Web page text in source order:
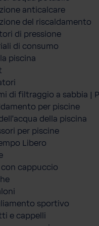
anticalcare
del riscaldamento
di pressione
di consumo
piscina
di filtraggio a sabbia |
per piscine
della piscina
per piscine
Libero
con cappuccio
sportivo
e cappelli